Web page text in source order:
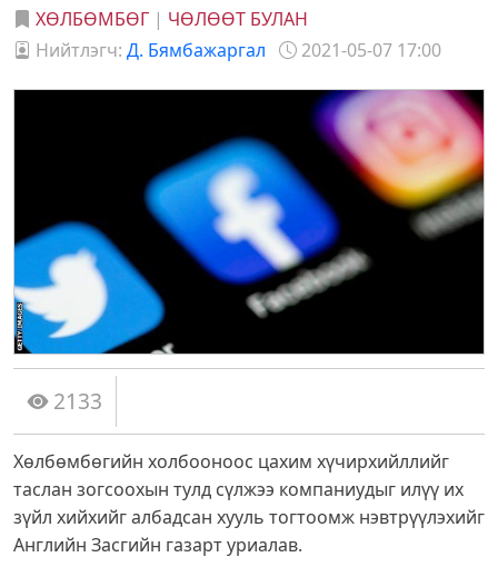
ХӨЛБӨМБӨГ | ЧӨЛӨӨТ БУЛАН
Нийтлэгч: Д. Бямбажаргал 2021-05-07 17:00
2133
Хөлбөмбөгийн холбооноос цахим хүчирхийллийг
таслан зогсоохын тулд сүлжээ компаниудыг илүү их
зүйл хийхийг албадсан хууль тогтоомж нэвтрүүлэхийг
Английн Засгийн газарт уриалав.